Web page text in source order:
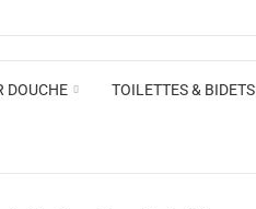
DOUCHE TOILETTES & BIDETS